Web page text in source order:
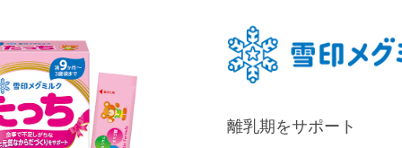
離乳期をサポート